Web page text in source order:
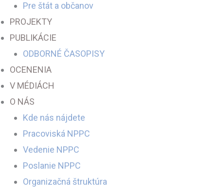
Pre štát a občanov
PROJEKTY
PUBLIKÁCIE
ODBORNÉ ČASOPISY
OCENENIA
V MÉDIÁCH
O NÁS
Kde nás nájdete
Pracoviská NPPC
Vedenie NPPC
Poslanie NPPC
Organizačná štruktúra